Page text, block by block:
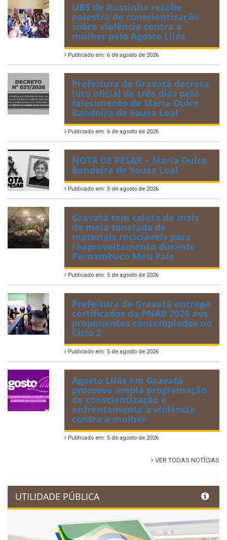
UBS de Russinha recebe
palestra de conscientização
sobre violência contra a
mulher pelo Agosto Lilás
Publicado em: 6 de agosto de 2026
Prefeitura de Gravatá decreta
luto oficial de três dias pelo
falecimento de Maria Dulce
Bandeira de Sousa Leal
Publicado em: 6 de agosto de 2026
NOTA DE PESAR – Maria Dulce
Bandeira de Sousa Leal
Publicado em: 5 de agosto de 2026
Gravatá tem coleta de mais
de meia tonelada de
materiais recicláveis para
reaproveitamento durante
Pernambuco Meu País
Publicado em: 5 de agosto de 2026
Prefeitura de Gravatá entrega
certificados da PNAB 2026 aos
proponentes contemplados no
Ciclo 2
Publicado em: 5 de agosto de 2026
Agosto Lilás em Gravatá
promove ampla programação
de conscientização e
enfrentamento à violência
contra a mulher
Publicado em: 5 de agosto de 2026
VER TODAS NOTÍCIAS
UTILIDADE PÚBLICA